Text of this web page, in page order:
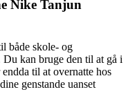
Nike Tanjun
både skole- og
kan bruge den til at gå i
til at overnatte hos
genstande uanset